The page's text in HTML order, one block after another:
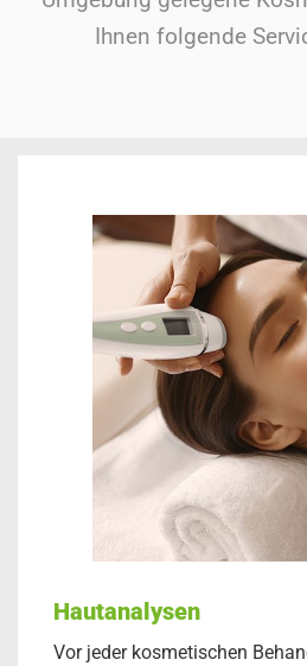
Ihnen folgende
Hautanalysen
Vor jeder kosmetischen